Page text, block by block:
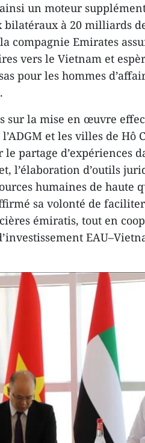
un moteur
bilatéraux à 20 milliards
compagnie Emirates
vers le Vietnam et
pour les hommes
sur la mise en œuvre
et les villes de Hô
partage d’expériences
l’élaboration d’outils
humaines de haute
sa volonté de faciliter
émiratis, tout en